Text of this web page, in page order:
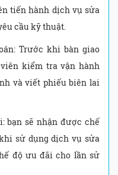
tiến hành dịch vụ sửa
cầu kỹ thuật.
Trước khi bàn giao
kiểm tra vận hành
và viết phiếu biên lai
bạn sẽ nhận được chế
sử dụng dịch vụ sửa
độ ưu đãi cho lần sử